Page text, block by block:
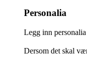
Personalia
Legg inn
Dersom det skal